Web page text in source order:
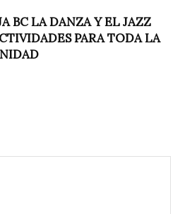
BC LA DANZA Y EL JAZZ
PARA TODA LA